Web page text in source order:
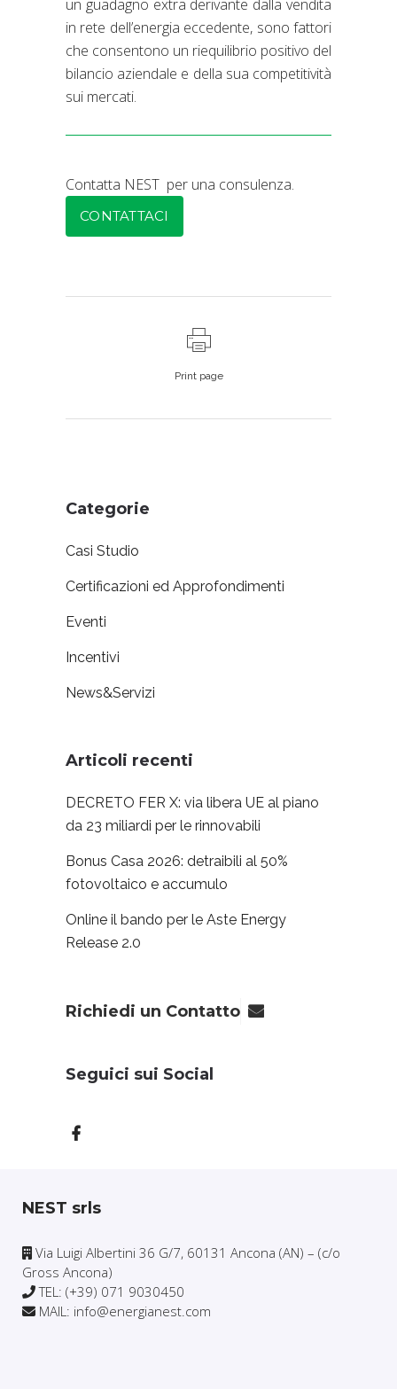
un guadagno extra derivante dalla vendita
in rete dell’energia eccedente, sono fattori
che consentono un riequilibrio positivo del
bilancio aziendale e della sua competitività
sui mercati.
Contatta NEST per una consulenza.
CONTATTACI
Print page
Categorie
Casi Studio
Certificazioni ed Approfondimenti
Eventi
Incentivi
News&Servizi
Articoli recenti
DECRETO FER X: via libera UE al piano
da 23 miliardi per le rinnovabili
Bonus Casa 2026: detraibili al 50%
fotovoltaico e accumulo
Online il bando per le Aste Energy
Release 2.0
Richiedi un Contatto
Seguici sui Social
NEST srls
Via Luigi Albertini 36 G/7, 60131 Ancona (AN) – (c/o
Gross Ancona)
TEL: (+39) 071 9030450
MAIL: info@energianest.com